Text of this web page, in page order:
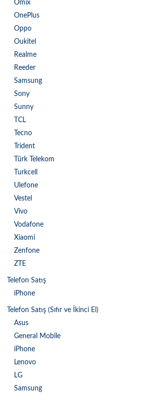
Omix
OnePlus
Oppo
Oukitel
Realme
Reeder
Samsung
Sony
Sunny
TCL
Tecno
Trident
Türk Telekom
Turkcell
Ulefone
Vestel
Vivo
Vodafone
Xiaomi
Zenfone
ZTE
Telefon Satış
iPhone
Telefon Satış (Sıfır ve İkinci El)
Asus
General Mobile
iPhone
Lenovo
LG
Samsung